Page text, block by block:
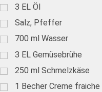
3 EL Öl
Salz, Pfeffer
700 ml Wasser
3 EL Gemüsebrühe
250 ml Schmelzkäse
1 Becher Creme fraiche